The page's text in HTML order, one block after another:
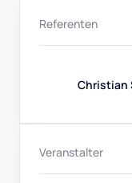
Referenten
Christian
Veranstalter